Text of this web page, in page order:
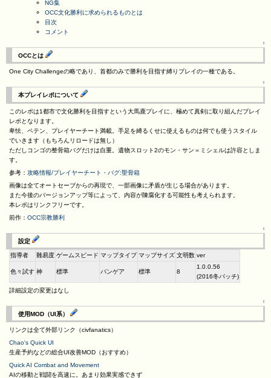
NG集
OCC文化勝利に求められるものとは
目次
コメント
↑
OCCとは
One City Challengeの略であり、首都のみで勝利を目指す縛りプレイの一種である。
↑
本プレイレポについて
このレポは1都市で文化勝利を目指すという大馬鹿プレイに、極めて真剣に取り組んだプレイ
レポとなります。
卑怯、ペテン、プレイヤーチート満載。手足を縛るくせに使えるものは何でも使うスタイル
でいきます（もちろんリロードは無し）
ただしコンゴの整骨箱バグだけは自重。遺物スロット2のモン・サン＝ミシェルは許容としま
す。
参考： 攻略情報/プレイヤーチート・バグ:聖骨箱
画像は全てオートセーブからの再現で、一部画像に矛盾が生じる場合があります。
また今後のバージョンアップ等によって、内容が陳腐化する可能性も考えられます。
本レポはリンクフリーです。
前作： OCC宗教勝利
↑
設定
指導者 難易度 ゲームスピード マップタイプ マップサイズ 文明数 ver
色々試す 神 標準 パンゲア 標準 8
1.0.0.56
(2016冬パッチ)
詳細設定の変更はなし
↑
使用MOD（UI系）
リンクは全て外部リンク（civfanatics）
Chao's Quick UI
生産予約などの総合UI改善MOD（おすすめ）
Quick AI Combat and Movement
AIの移動と戦闘を高速に。あまり効果実感できず